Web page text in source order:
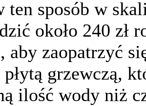
ten sposób w
około 240 zł
aby zaopatrzyć
grzewczą,
ilość wody niż